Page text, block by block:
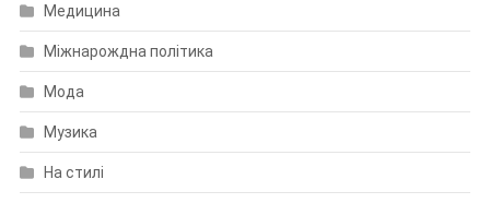
Медицина
Міжнарождна політика
Мода
Музика
На стилі